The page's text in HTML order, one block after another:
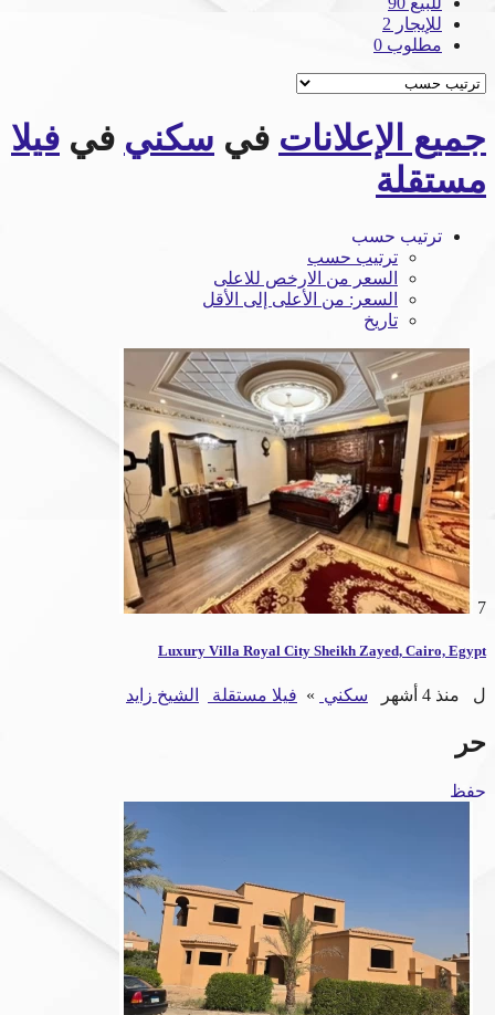
للإيجار 2
مطلوب 0
جميع الإعلانات في سكني في فيلا
مستقلة
ترتيب حسب
ترتيب حسب
السعر من الارخص للاعلى
السعر: من الأعلى إلى الأقل
تاريخ
7
Luxury Villa Royal City Sheikh Zayed, Cairo, Egypt
ل منذ 4 أشهر سكني » فيلا مستقلة الشيخ زايد
حر
حفظ